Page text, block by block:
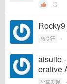
赞
命令行 •
aisuite
erative
分享发现 •